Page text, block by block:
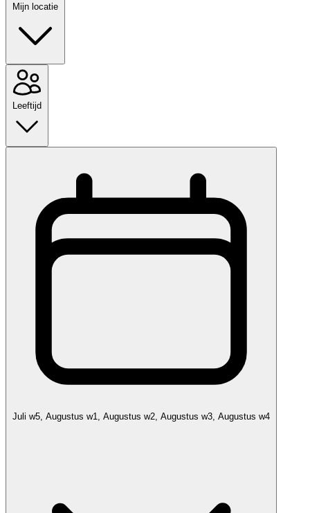
Mijn locatie
Leeftijd
Juli w5, Augustus w1, Augustus w2, Augustus w3, Augustus w4